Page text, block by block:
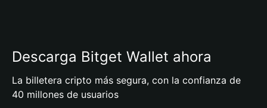
Descarga Bitget Wallet ahora
La billetera cripto más segura, con la confianza de
40 millones de usuarios